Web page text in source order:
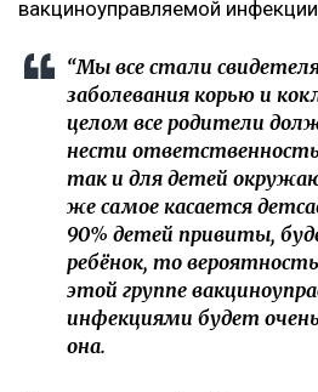
вакциноуправляемой
“Мы все стали
заболевания корью и
целом все родители
нести ответственность
так и для детей
же самое касается
90% детей привиты,
ребёнок, то
этой группе
инфекциями будет
она.